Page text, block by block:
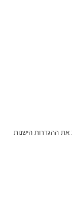
ההגדרות הישנות